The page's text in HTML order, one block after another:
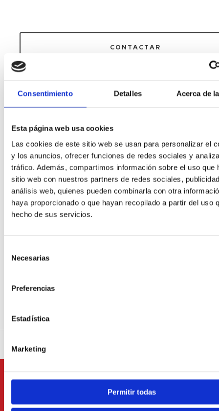
Consentimiento Detalles Acerca de
Esta página web usa cookies
Las cookies de este sitio web se usan para personalizar el
y los anuncios, ofrecer funciones de redes sociales y
tráfico. Además, compartimos información sobre el uso que
sitio web con nuestros partners de redes sociales,
análisis web, quienes pueden combinarla con otra
haya proporcionado o que hayan recopilado a partir del uso
hecho de sus servicios.
Necesarias
Preferencias
Estadística
Marketing
Permitir todas
CONTACTAR
Otras empresas de interés
Moli Robres
Barratruf
Suscríbete anuestro boletín